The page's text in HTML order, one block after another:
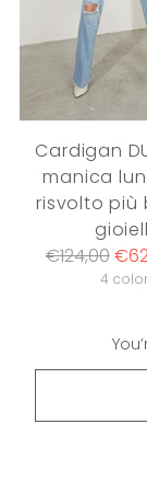
Cardigan
manica
risvolto più
Regular
€124,00
4